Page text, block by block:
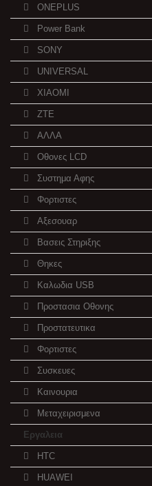
ONEPLUS
Power Bank
SONY
UNIVERSAL
XIAOMI
ZTE
ΑΛΛΑ
Οθονες LCD
Συστημα Αφης
Φορτιστες
Αξεσουαρ
Βασεις Στηριξης
Θηκες
Καλωδια USB
Προστασια Οθονης
Προστατευτικα
Φορτιστες
Συσκευες
Καινουρια
Μεταχειρισμενα
Εργαλεια
HTC
HUAWEI